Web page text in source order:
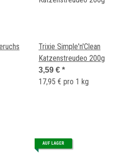
Trixie Simple'n'Clean
Katzenstreudeo 200g
3,59 € *
17,95 € pro 1 kg
AUF LAGER